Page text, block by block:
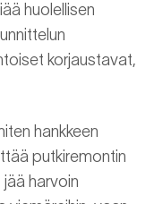
huolellisen
korjaustavat,
hankkeen
putkiremontin
harvoin